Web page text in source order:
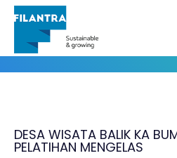
Portofolio
DESA WISATA BALIK KA
PELATIHAN MENGELAS